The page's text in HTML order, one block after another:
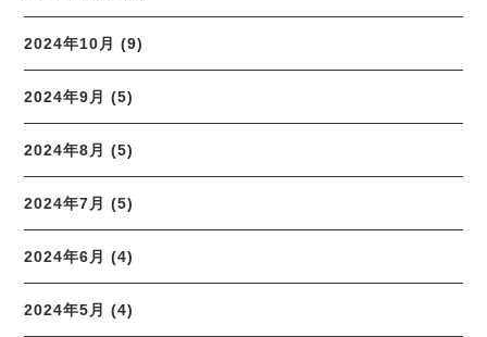
2024年10月 (9)
2024年9月 (5)
2024年8月 (5)
2024年7月 (5)
2024年6月 (4)
2024年5月 (4)